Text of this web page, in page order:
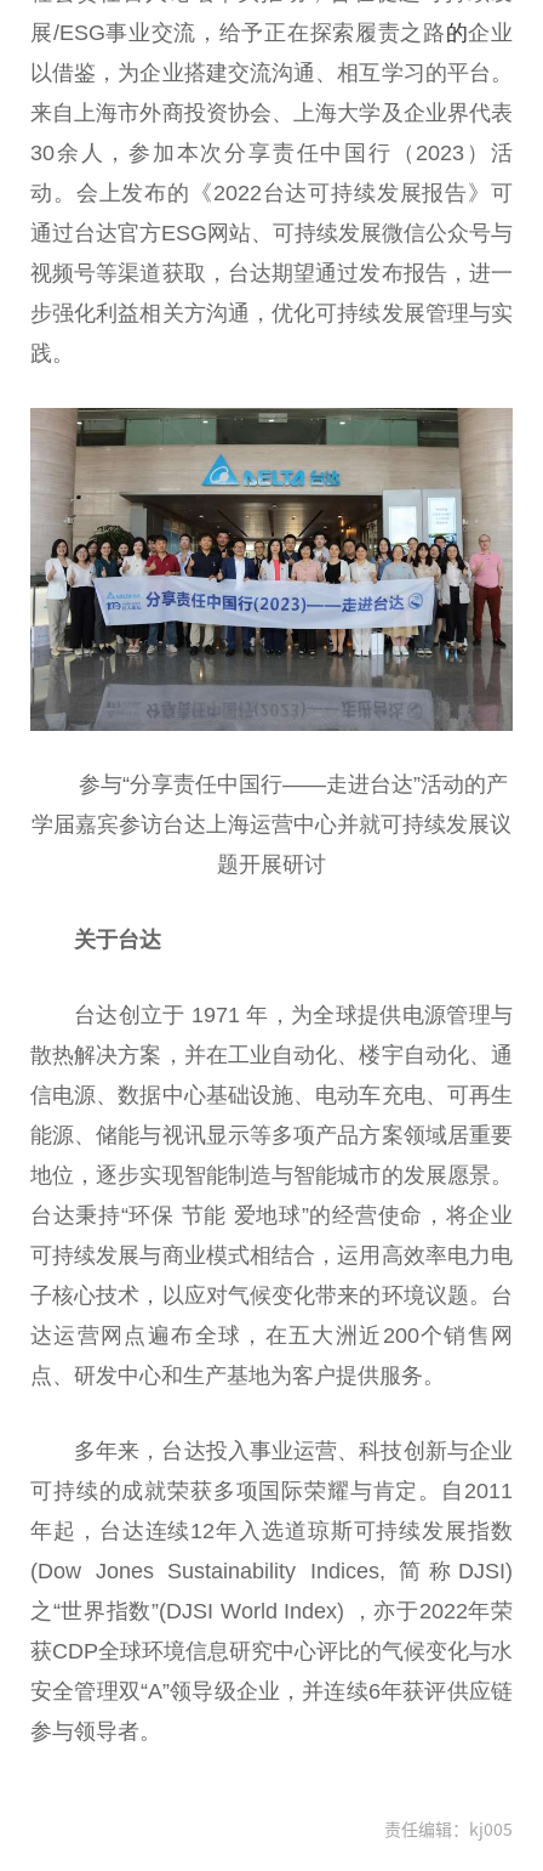
展/ESG事业交流，给予正在探索履责之路的企业
以借鉴，为企业搭建交流沟通、相互学习的平台。
来自上海市外商投资协会、上海大学及企业界代表
30余人，参加本次分享责任中国行（2023）活
动。会上发布的《2022台达可持续发展报告》可
通过台达官方ESG网站、可持续发展微信公众号与
视频号等渠道获取，台达期望通过发布报告，进一
步强化利益相关方沟通，优化可持续发展管理与实
践。
参与“分享责任中国行——走进台达”活动的产
学届嘉宾参访台达上海运营中心并就可持续发展议
题开展研讨
关于台达
台达创立于 1971 年，为全球提供电源管理与
散热解决方案，并在工业自动化、楼宇自动化、通
信电源、数据中心基础设施、电动车充电、可再生
能源、储能与视讯显示等多项产品方案领域居重要
地位，逐步实现智能制造与智能城市的发展愿景。
台达秉持“环保 节能 爱地球”的经营使命，将企业
可持续发展与商业模式相结合，运用高效率电力电
子核心技术，以应对气候变化带来的环境议题。台
达运营网点遍布全球，在五大洲近200个销售网
点、研发中心和生产基地为客户提供服务。
多年来，台达投入事业运营、科技创新与企业
可持续的成就荣获多项国际荣耀与肯定。自2011
年起，台达连续12年入选道琼斯可持续发展指数
(Dow Jones Sustainability Indices, 简称DJSI)
之“世界指数”(DJSI World Index) ，亦于2022年荣
获CDP全球环境信息研究中心评比的气候变化与水
安全管理双“A”领导级企业，并连续6年获评供应链
参与领导者。
责任编辑：kj005